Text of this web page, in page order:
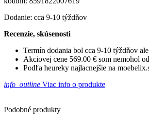
Dodanie: cca 9-10 týždňov
Recenzie, skúsenosti
Termín dodania bol cca 9-10 týždňov
Akciovej cene 569.00 € som nemohol
Podľa heureky najlacnejšie na
info_outline Viac info o produkte
Podobné produkty